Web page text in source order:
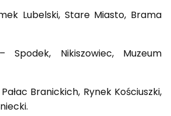
Lubelski, Stare Miasto, Brama
Spodek, Nikiszowiec, Muzeum
Branickich, Rynek Kościuszki,